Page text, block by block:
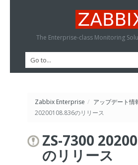
The Enterprise-class Monitoring
Zabbix Enterprise / アップデート情
20200108.836のリリース
ZS-7300
のリリース